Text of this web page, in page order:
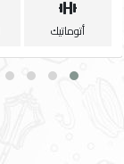
أتوماتيك